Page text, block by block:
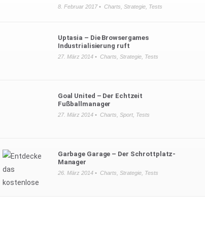
8. Februar 2017 • Charts Strategie, Tests
Uptasia – Die Browsergames
Industrialisierung ruft
27. März 2014 • Charts Strategie, Tests
Goal United – Der Echtzeit
Fußballmanager
27. März 2014 • Charts Sport, Tests
Garbage Garage – Der Schrottplatz-
Manager
26. März 2014 • Charts Strategie, Tests